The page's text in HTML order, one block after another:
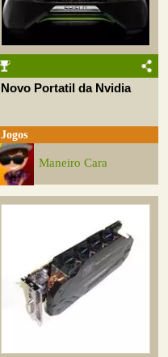
Novo Portatil da Nvidia
Jogos
Maneiro Cara